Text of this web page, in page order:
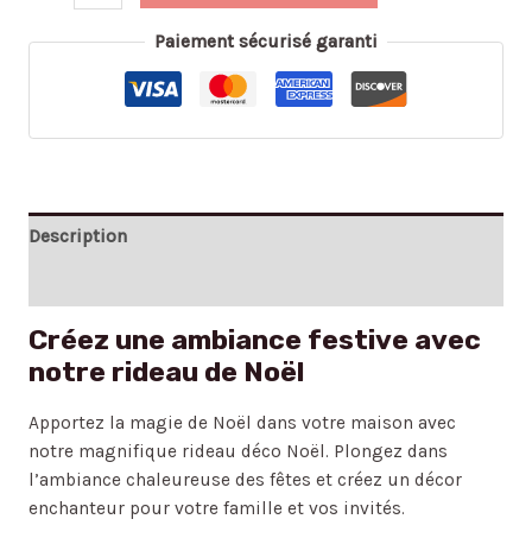
Paiement sécurisé garanti
Description
Créez une ambiance festive avec
notre rideau de Noël
Apportez la magie de Noël dans votre maison avec
notre magnifique rideau déco Noël. Plongez dans
l’ambiance chaleureuse des fêtes et créez un décor
enchanteur pour votre famille et vos invités.